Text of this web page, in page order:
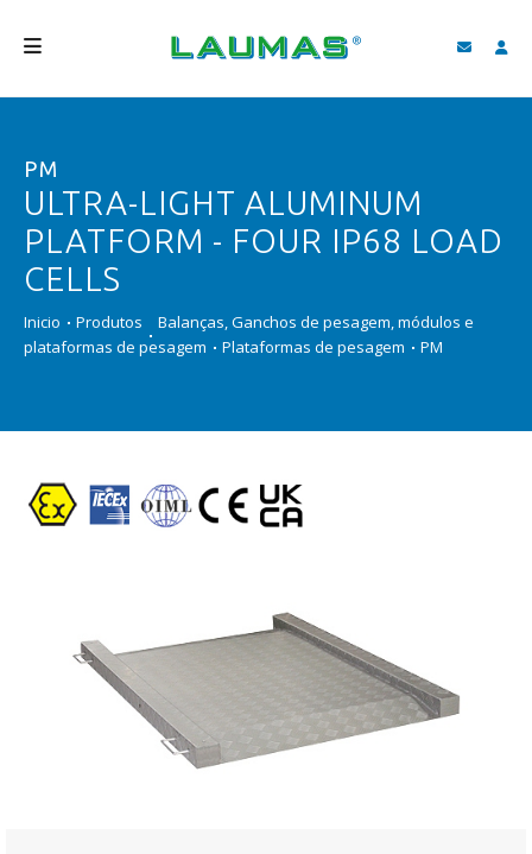
PRODUTOS
SERVIÇOS
ASSISTÊNCIA E DOWNLOAD
VIDEOS
PORTUGUÊS
PM
ULTRA-LIGHT ALUMINUM
PLATFORM - FOUR IP68 LOAD
CELLS
Inicio Produtos
Balanças, Ganchos de pesagem, módulos e
plataformas de pesagem
Plataformas de pesagem PM